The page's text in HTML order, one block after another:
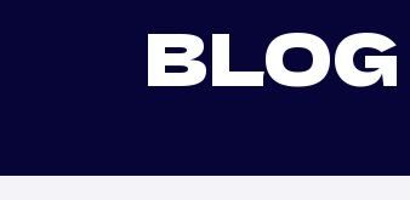
BLOG